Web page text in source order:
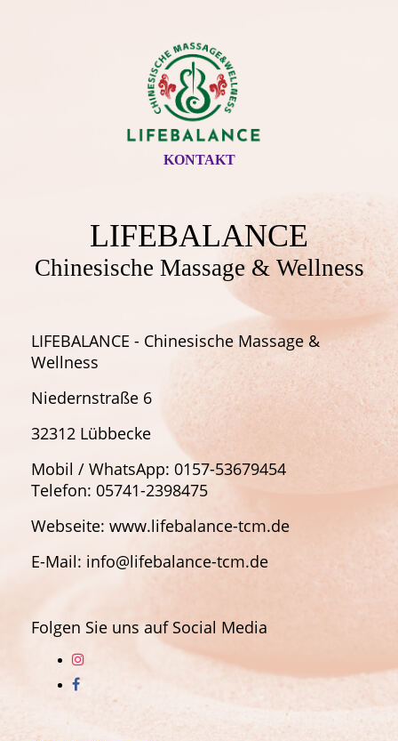
KONTAKT
LIFEBALANCE
Chinesische Massage & Wellness
LIFEBALANCE - Chinesische Massage &
Wellness
Niedernstraße 6
32312 Lübbecke
Mobil / WhatsApp: 0157-53679454
Telefon: 05741-2398475
Webseite: www.lifebalance-tcm.de
E-Mail: info@lifebalance-tcm.de
Folgen Sie uns auf Social Media